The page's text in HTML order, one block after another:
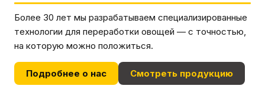
Более 30 лет мы разрабатываем специализированные
технологии для переработки овощей — с точностью,
на которую можно положиться.
Подробнее о нас Смотреть продукцию